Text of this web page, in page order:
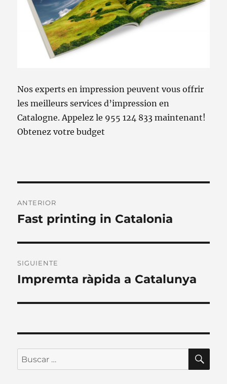
Nos experts en impression peuvent vous offrir
les meilleurs services d’impression en
Catalogne. Appelez le 955 124 833 maintenant!
Obtenez votre budget
de
ANTERIOR
Entrada
Fast printing in Catalonia
SIGUIENTE
Entrada
Impremta ràpida a Catalunya
Buscar
por: